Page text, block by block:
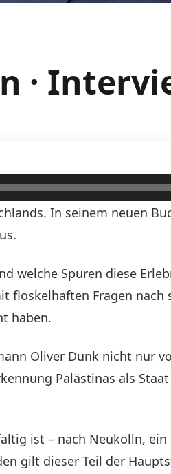
·
In seinem neuen
welche Spuren diese
Fragen nach
haben.
Oliver Dunk nicht nur
Palästinas als
ist – nach Neukölln,
gilt dieser Teil der